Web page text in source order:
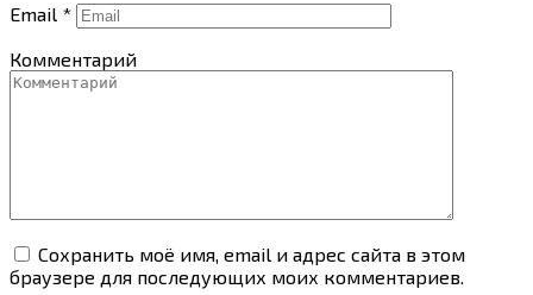
Email *
Комментарий
Сохранить моё имя, email и адрес сайта в этом
браузере для последующих моих комментариев.